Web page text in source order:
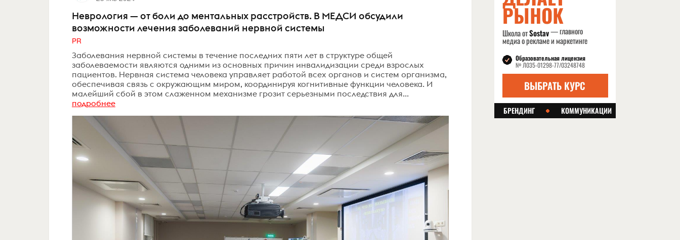
Неврология — от боли до ментальных расстройств. В МЕДСИ обсудили
возможности лечения заболеваний нервной системы
PR
Заболевания нервной системы в течение последних пяти лет в структуре общей
заболеваемости являются одними из основных причин инвалидизации среди взрослых
пациентов. Нервная система человека управляет работой всех органов и систем организма,
обеспечивая связь с окружающим миром, координируя когнитивные функции человека. И
малейший сбой в этом слаженном механизме грозит серьезными последствия для...
подробнее